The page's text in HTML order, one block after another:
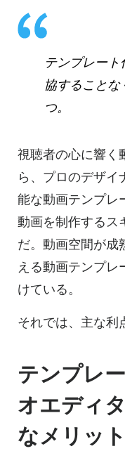
テンプレー
協すること
つ。
視聴者の心に響く
ら、プロのデザイ
能な動画テンプレ
動画を制作するス
だ。動画空間が成
える動画テンプレ
けている。
それでは、主な利
テンプレ
オエディ
なメリット